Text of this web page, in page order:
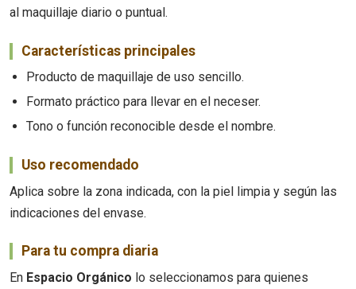
al maquillaje diario o puntual.
Características principales
Producto de maquillaje de uso sencillo.
Formato práctico para llevar en el neceser.
Tono o función reconocible desde el nombre.
Uso recomendado
Aplica sobre la zona indicada, con la piel limpia y según las
indicaciones del envase.
Para tu compra diaria
En Espacio Orgánico lo seleccionamos para quienes